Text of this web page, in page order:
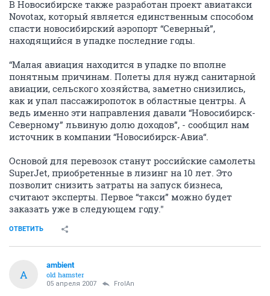
В Новосибирске также разработан проект авиатакси
Novotax, который является единственным способом
спасти новосибирский аэропорт “Северный”,
находящийся в упадке последние годы.
“Малая авиация находится в упадке по вполне
понятным причинам. Полеты для нужд санитарной
авиации, сельского хозяйства, заметно снизились,
как и упал пассажиропоток в областные центры. А
ведь именно эти направления давали “Новосибирск-
Северному” львиную долю доходов”, - сообщил нам
источник в компании “Новосибирск-Авиа“.
Основой для перевозок станут российские самолеты
SuperJet, приобретенные в лизинг на 10 лет. Это
позволит снизить затраты на запуск бизнеса,
считают эксперты. Первое “такси” можно будет
заказать уже в следующем году."
ОТВЕТИТЬ
A
ambient
old hamster
05 апреля 2007 FrolAn